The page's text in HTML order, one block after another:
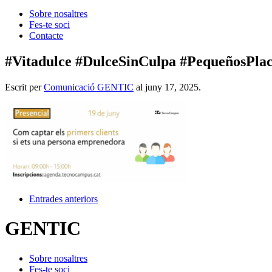
Sobre nosaltres
Fes-te soci
Contacte
#Vitadulce #DulceSinCulpa
Escrit perComunicació GENTIC al juny 17, 2025.
Entrades anteriors
GENTIC
Sobre nosaltres
Fes-te soci